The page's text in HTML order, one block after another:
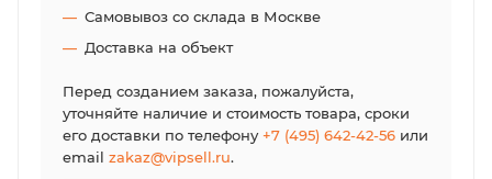
Самовывоз со склада в Москве
Доставка на объект
Перед созданием заказа, пожалуйста,
уточняйте наличие и стоимость товара, сроки
его доставки по телефону+7 (495) 642-42-56 или
email zakaz@vipsell.ru.